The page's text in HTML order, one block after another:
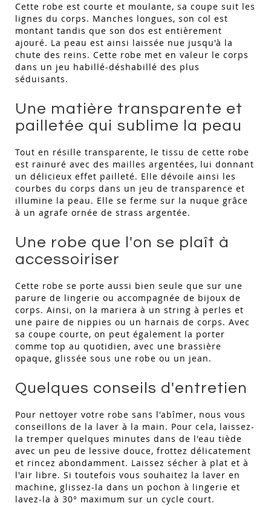
Cette robe est courte et moulante, sa coupe suit les
lignes du corps. Manches longues, son col est
montant tandis que son dos est entièrement
ajouré. La peau est ainsi laissée nue jusqu'à la
chute des reins. Cette robe met en valeur le corps
dans un jeu habillé-déshabillé des plus
séduisants.
Une matière transparente et
pailletée qui sublime la peau
Tout en résille transparente, le tissu de cette robe
est rainuré avec des mailles argentées, lui donnant
un délicieux effet pailleté. Elle dévoile ainsi les
courbes du corps dans un jeu de transparence et
illumine la peau. Elle se ferme sur la nuque grâce
à un agrafe ornée de strass argentée.
Une robe que l'on se plaît à
accessoiriser
Cette robe se porte aussi bien seule que sur une
parure de lingerie ou accompagnée de bijoux de
corps. Ainsi, on la mariera à un string à perles et
une paire de nippies ou un harnais de corps. Avec
sa coupe courte, on peut également la porter
comme top au quotidien, avec une brassière
opaque, glissée sous une robe ou un jean.
Quelques conseils d'entretien
Pour nettoyer votre robe sans l'abîmer, nous vous
conseillons de la laver à la main. Pour cela, laissez-
la tremper quelques minutes dans de l'eau tiède
avec un peu de lessive douce, frottez délicatement
et rincez abondamment. Laissez sécher à plat et à
l'air libre. Si toutefois vous souhaitez la laver en
machine, glissez-la dans un pochon à lingerie et
lavez-la à 30° maximum sur un cycle court.